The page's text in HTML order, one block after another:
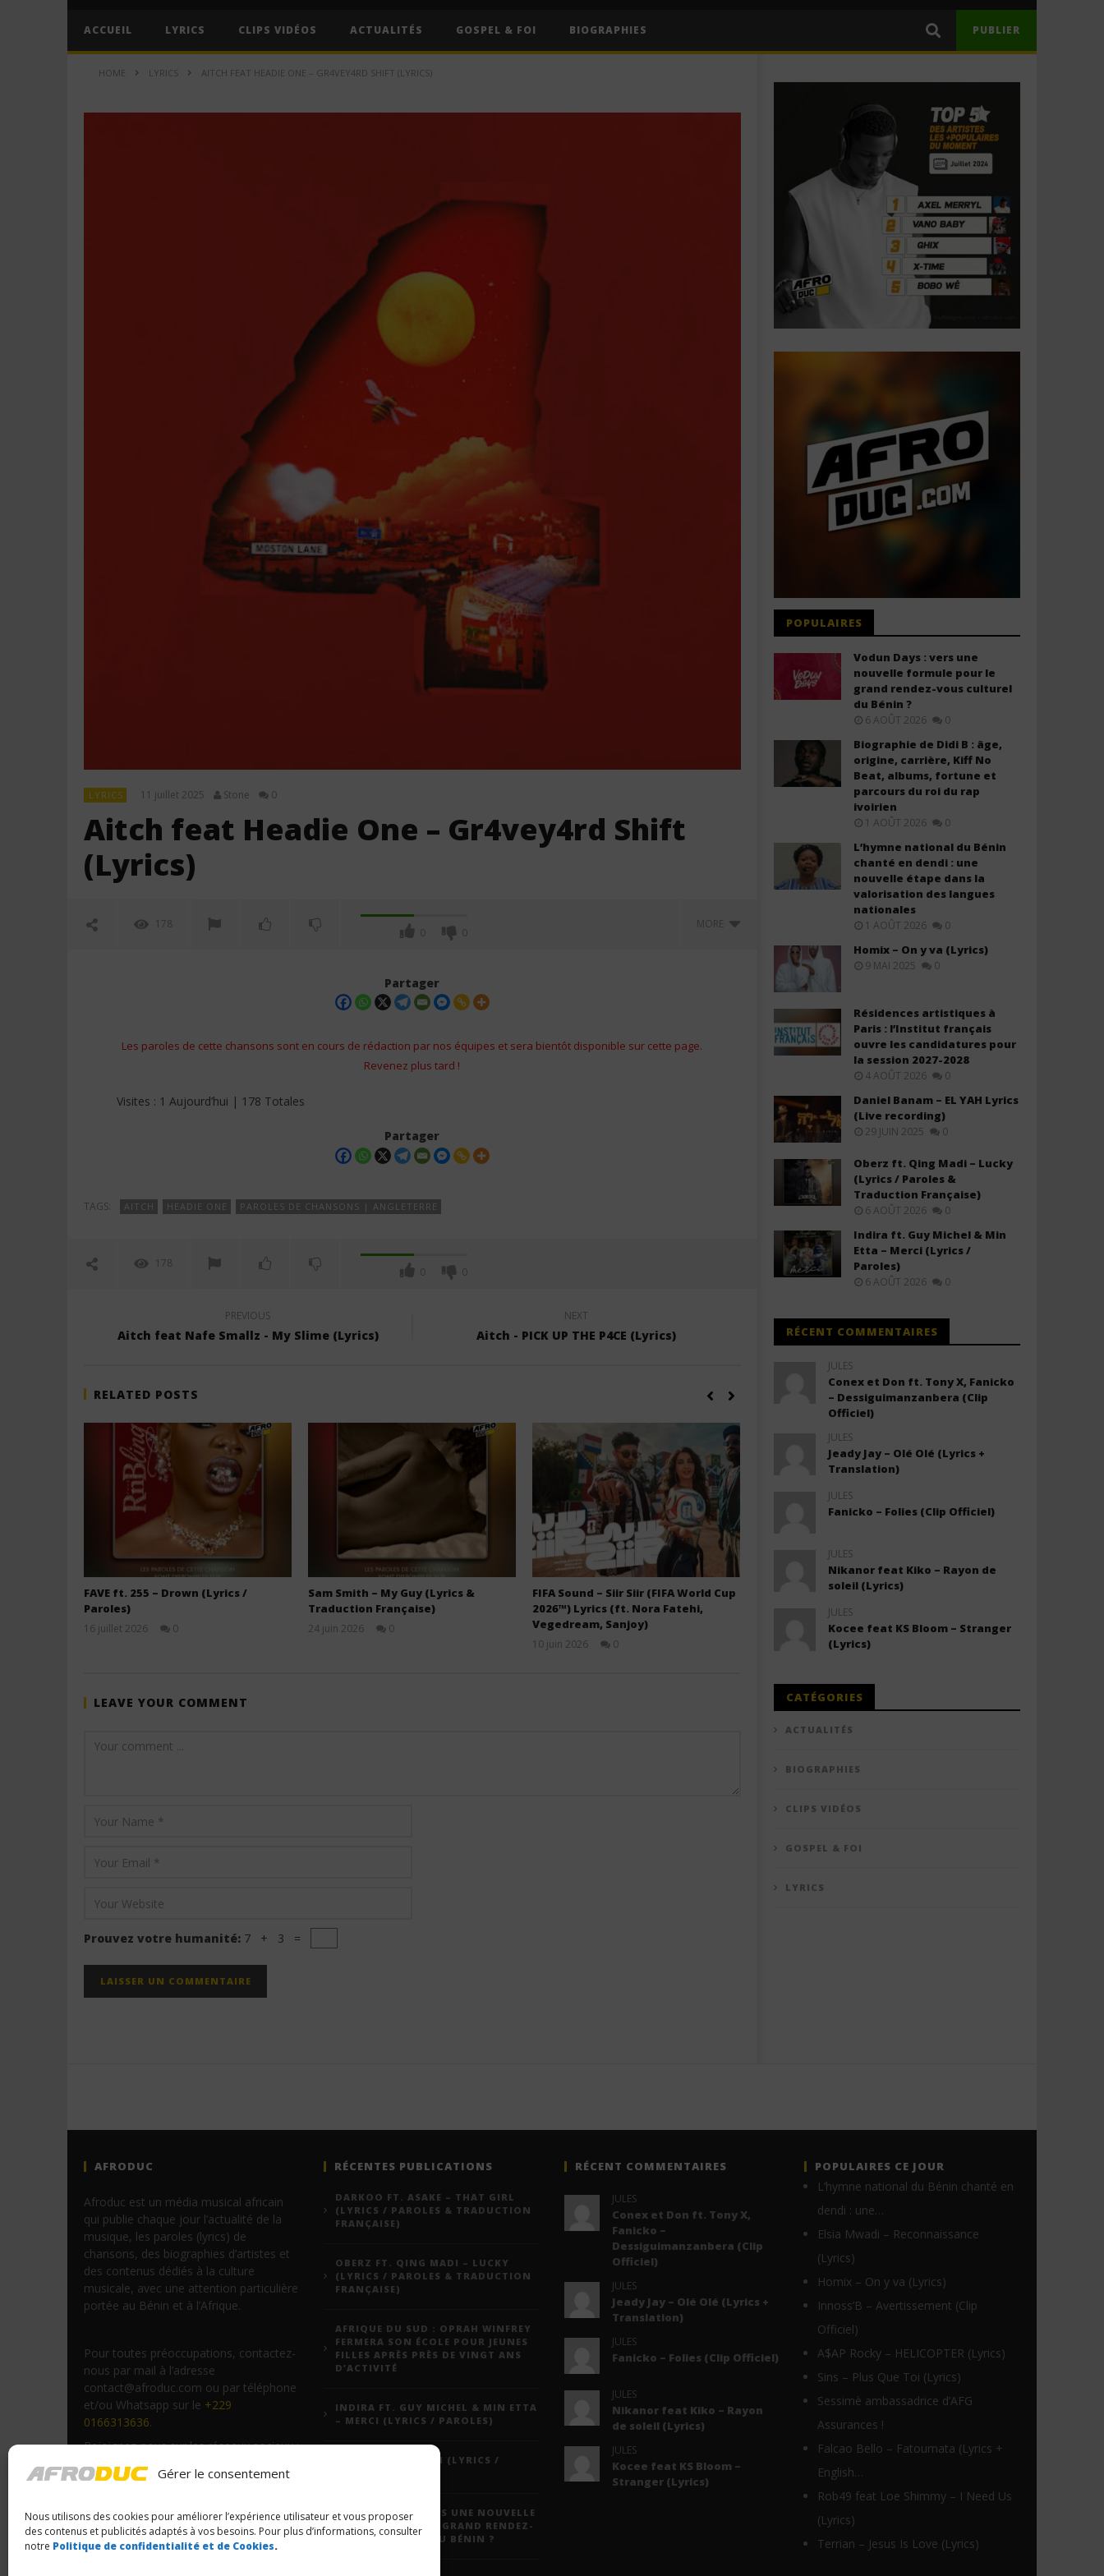
Gérer le consentement
Nous utilisons des cookies pour améliorer l’expérience utilisateur et vous proposer
des contenus et publicités adaptés à vos besoins. Pour plus d’informations, consulter
notre Politique de confidentialité et de Cookies.
ACCUEIL LYRICS CLIPS VIDÉOS ACTUALITÉS GOSPEL & FOI BIOGRAPHIES PUBLIER
HOME LYRICS AITCH FEAT HEADIE ONE – GR4VEY4RD SHIFT (LYRICS)
LYRICS 11 juillet 2025 Stone 0
Aitch feat Headie One – Gr4vey4rd Shift
(Lyrics)
178
0 0
MORE
NOW VIEWING
Stone
FAVE ft. 255 - Drown (Lyrics /
Paroles)
Stone
FIFA Sound - Siir Siir (FIFA World
Vegedream, Sanjoy)
11
juillet
2025
Partager
Les paroles de cette chansons sont en cours de rédaction par nos équipes et sera bientôt disponible sur cette page.
Revenez plus tard !
Visites : 1 Aujourd’hui | 178 Totales
Partager
TAGS: AITCH HEADIE ONE PAROLES DE CHANSONS | ANGLETERRE
178
0 0
PREVIOUS
Aitch feat Nafe Smallz - My Slime (Lyrics)
NEXT
Aitch - PICK UP THE P4CE (Lyrics)
RELATED POSTS
FAVE ft. 255 – Drown (Lyrics /
Paroles)
16 juillet 2026
0
Sam Smith – My Guy (Lyrics &
Traduction Française)
24 juin 2026
0
FIFA Sound – Siir Siir (FIFA World Cup
2026™) Lyrics (ft. Nora Fatehi,
Vegedream, Sanjoy)
10 juin 2026
0
SIENNA SPIRO – The Visitor (Lyrics +
Stone
0
25 mai 2026
LEAVE YOUR COMMENT
Prouvez votre humanité: 7 + 3 =
POPULAIRES
Vodun Days : vers une
nouvelle formule pour le
grand rendez-vous culturel
du Bénin ?
6 AOÛT 2026 0
Biographie de Didi B : âge,
origine, carrière, Kiff No
Beat, albums, fortune et
parcours du roi du rap
ivoirien
1 AOÛT 2026 0
L’hymne national du Bénin
chanté en dendi : une
nouvelle étape dans la
valorisation des langues
nationales
1 AOÛT 2026 0
Homix – On y va (Lyrics)
9 MAI 2025 0
Résidences artistiques à
Paris : l’Institut français
ouvre les candidatures pour
la session 2027-2028
4 AOÛT 2026 0
Daniel Banam – EL YAH Lyrics
(Live recording)
29 JUIN 2025 0
Oberz ft. Qing Madi – Lucky
(Lyrics / Paroles &
Traduction Française)
6 AOÛT 2026 0
Indira ft. Guy Michel & Min
Etta – Merci (Lyrics /
Paroles)
6 AOÛT 2026 0
RÉCENT COMMENTAIRES
JULES
Conex et Don ft. Tony X, Fanicko
– Dessiguimanzanbera (Clip
Officiel)
JULES
Jeady Jay – Olé Olé (Lyrics +
Translation)
JULES
Fanicko – Folies (Clip Officiel)
JULES
Nikanor feat Kiko – Rayon de
soleil (Lyrics)
JULES
Kocee feat KS Bloom – Stranger
(Lyrics)
CATÉGORIES
ACTUALITÉS
BIOGRAPHIES
CLIPS VIDÉOS
GOSPEL & FOI
LYRICS
AFRODUC
Afroduc est un média musical africain
qui publie chaque jour l’actualité de la
musique, les paroles (lyrics) de
chansons, des biographies d’artistes et
des contenus dédiés à la culture
musicale, avec une attention particulière
portée au Bénin et à l’Afrique.
Pour toutes préoccupations, contactez-
nous par mail à l’adresse
contact@afroduc.com ou par téléphone
et/ou Whatsapp sur le +229
0166313636.
Rejoignez-nous sur les réseaux sociaux :
YouTube,Facebook
RÉCENTES PUBLICATIONS
DARKOO FT. ASAKE – THAT GIRL
(LYRICS / PAROLES & TRADUCTION
FRANÇAISE)
OBERZ FT. QING MADI – LUCKY
(LYRICS / PAROLES & TRADUCTION
FRANÇAISE)
AFRIQUE DU SUD : OPRAH WINFREY
FERMERA SON ÉCOLE POUR JEUNES
FILLES APRÈS PRÈS DE VINGT ANS
D’ACTIVITÉ
INDIRA FT. GUY MICHEL & MIN ETTA
– MERCI (LYRICS / PAROLES)
JEADY JAY – MAYAH (LYRICS /
VODUN DAYS : VERS UNE NOUVELLE
FORMULE POUR LE GRAND RENDEZ-
VOUS CULTUREL DU BÉNIN ?
RÉCENT COMMENTAIRES
JULES
Conex et Don ft. Tony X,
Fanicko –
Dessiguimanzanbera (Clip
Officiel)
JULES
Jeady Jay – Olé Olé (Lyrics +
Translation)
JULES
Fanicko – Folies (Clip Officiel)
JULES
Nikanor feat Kiko – Rayon
de soleil (Lyrics)
JULES
Kocee feat KS Bloom –
Stranger (Lyrics)
POPULAIRES CE JOUR
L’hymne national du Bénin chanté en
dendi : une…
Elsia Mwadi – Reconnaissance
(Lyrics)
Homix – On y va (Lyrics)
Innoss’B – Avertissement (Clip
Officiel)
A$AP Rocky – HELICOPTER (Lyrics)
Sins – Plus Que Toi (Lyrics)
Sessimè ambassadrice d’AFG
Assurances !
Falcao Bello – Fatoumata (Lyrics +
English…
Rob49 feat Loe Shimmy – I Need Us
(Lyrics)
Terrian – Jesus Is Love (Lyrics)